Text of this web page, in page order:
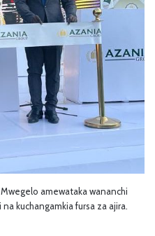
amewataka wananchi
kuchangamkia fursa za ajira.